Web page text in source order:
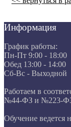
Информация
График работы:
Пн-Пт 9:00 - 18:00
Обед 13:00 - 14:00
Сб-Вс - Выходной
Работаем в
№44-ФЗ и №223-
Обучение ведется